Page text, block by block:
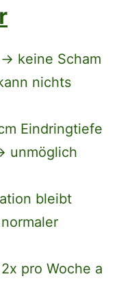
→ keine Scham
nichts
Eindringtiefe
unmöglich
bleibt
pro Woche a